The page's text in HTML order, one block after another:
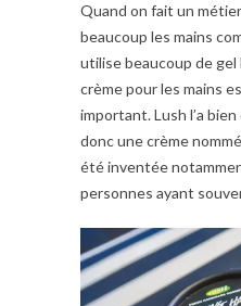
Quand on fait un métier
beaucoup les mains
utilise beaucoup de gel
crème pour les mains
important. Lush l’a
donc une crème
été inventée
personnes ayant